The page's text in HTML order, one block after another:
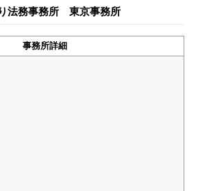
法務事務所 東京事務所
事務所詳細